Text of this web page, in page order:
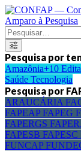
Pesquisa por
Amazônia+10
Saúde Tecnologia
Pesquisa por
ARAUCÁRIA
FAPEAPFAPEG
FAPERGS
FAPESB FAPESC
FUNCAP